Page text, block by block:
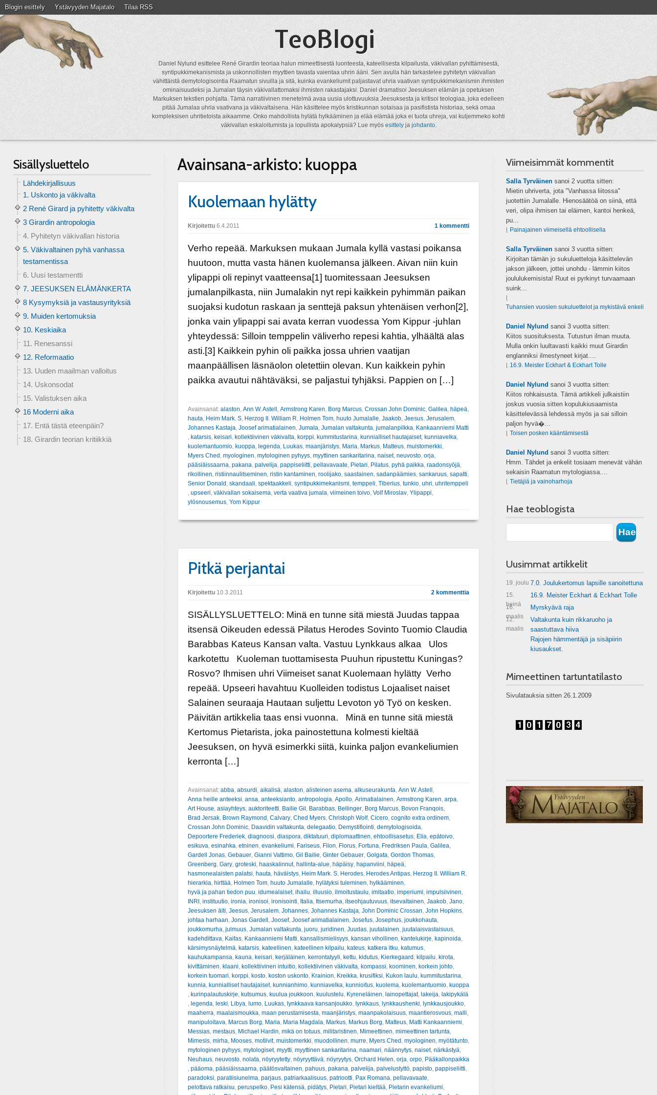
Blogin esittely Ystävyyden Majatalo Tilaa RSS
TeoBlogi
Daniel Nylund esittelee René Girardin teoriaa halun mimeettisestä luonteesta, kateellisesta kilpailusta, väkivallan pyhittämisestä,
syntipukkimekanismista ja uskonnollisten myyttien tavasta vaientaa uhrin ääni. Sen avulla hän tarkastelee pyhitetyn väkivallan
vähittäistä demytologisointia Raamatun sivuilla ja sitä, kuinka evankeliumit paljastavat uhria vaativan syntipukkimekanismin ihmisten
ominaisuudeksi ja Jumalan täysin väkivallattomaksi ihmisten rakastajaksi. Daniel dramatisoi Jeesuksen elämän ja opetuksen
Markuksen tekstien pohjalta. Tämä narratiivinen menetelmä avaa uusia ulottuvuuksia Jeesuksesta ja kritisoi teologiaa, joka edelleen
pitää Jumalaa uhria vaativana ja väkivaltaisena. Hän käsittelee myös kristikunnan sotaisaa ja pasifistista historiaa, sekä omaa
kompleksisen uhritietoista aikaamme. Onko mahdollista hylätä hylkääminen ja elää elämää joka ei tuota uhreja, vai kuljemmeko kohti
väkivallan eskaloitumista ja lopullista apokalypsiä? Lue myösesittelyjajohdanto.
Avainsana-arkisto: kuoppa
Kuolemaan hylätty
Kirjoitettu6.4.2011 1 kommentti
Verho repeää. Markuksen mukaan Jumala kyllä vastasi poikansa
huutoon, mutta vasta hänen kuolemansa jälkeen. Aivan niin kuin
ylipappi oli repinyt vaatteensa[1] tuomitessaan Jeesuksen
jumalanpilkasta, niin Jumalakin nyt repi kaikkein pyhimmän paikan
suojaksi kudotun raskaan ja senttejä paksun yhtenäisen verhon[2],
jonka vain ylipappi sai avata kerran vuodessa Yom Kippur -juhlan
yhteydessä: Silloin temppelin väliverho repesi kahtia, ylhäältä alas
asti.[3] Kaikkein pyhin oli paikka jossa uhrien vaatijan
maanpäällisen läsnäolon oletettiin olevan. Kun kaikkein pyhin
paikka avautui nähtäväksi, se paljastui tyhjäksi. Pappien on […]
Avainsanat: alaston Ann W. Astell Armstrong Karen Borg Marcus, Crossan John Dominic, Galilea häpeä
hauta Heim Mark. S, Herzog II. William R Holmen Tom, huuto Jumalalle Jaakob, Jeesus, Jerusalem,
Johannes Kastaja Joosef arimatialainen Jumala Jumalan valtakunta jumalanpilkka Kankaanniemi Matti
katarsis, keisari kollektiivinen väkivalta korppi kummitustarina kunnialliset hautajaiset, kunniavelka
kuolemantuomio, kuoppa legenda Luukas, maanjäristys, Maria Markus, Matteus, muistomerkki
Myers Ched myologinen mytologinen pyhyys, myyttinen sankaritarina naiset, neuvosto, orja
pääsiäissaarna pakana palvelija pappiseliitti pellavavaate Pietari Pilatus, pyhä paikka raadonsyöjä
rikollinen ristiinnaulitseminen ristin kantaminen roolijako, saastainen sadanpäämies, sankaruus, sapatti
Senior Donald skandaali spektaakkeli syntipukkimekanismi temppeli Tiberius, tunkio, uhri uhritemppeli
upseeri väkivallan sokaisema verta vaativa jumala viimeinen toivo, Volf Miroslav, Ylipappi
ylösnousemus, Yom Kippur
Pitkä perjantai
Kirjoitettu10.3.2011 2 kommenttia
SISÄLLYSLUETTELO: Minä en tunne sitä miestä Juudas tappaa
itsensä Oikeuden edessä Pilatus Herodes Sovinto Tuomio Claudia
Barabbas Kateus Kansan valta. Vastuu Lynkkaus alkaa Ulos
karkotettu Kuoleman tuottamisesta Puuhun ripustettu Kuningas?
Rosvo? Ihmisen uhri Viimeiset sanat Kuolemaan hylätty Verho
repeää. Upseeri havahtuu Kuolleiden todistus Lojaaliset naiset
Salainen seuraaja Hautaan suljettu Levoton yö Työ on kesken.
Päivitän artikkelia taas ensi vuonna. Minä en tunne sitä miestä
Kertomus Pietarista, joka painostettuna kolmesti kieltää
Jeesuksen, on hyvä esimerkki siitä, kuinka paljon evankeliumien
kerronta […]
Avainsanat: abba, absurdi, aikalisä, alaston, alisteinen asema, alkuseurakunta, Ann W. Astell ,
Anna heille anteeksi, ansa, anteeksianto, antropologia, Apollo, Arimatialainen, Armstrong Karen, arpa,
Art House, asiayhteys, auktoriteetti, Bailie Gil , Barabbas, Bellinger, Borg Marcus, Bovon Franqois,
Brad Jersak, Brown Raymond , Calvary, Ched Myers, Christoph Wolf, Cicero, cognito extra ordinem,
Crossan John Dominic, Daavidin valtakunta, delegaatio, Demystifiointi, demytologisoida,
Depoortere Frederiek, diagnoosi, diaspora, diktatuuri, diplomaattinen, ehtoollisasetus, Elia, epätoivo,
esikuva, esinahka, etninen, evankeliumi, Fariseus, Filon, Florus, Fortuna, Fredriksen Paula, Galilea,
Gardell Jonas, Gebauer, Gianni Vattimo, Gil Bailie, Ginter Gebauer, Golgata, Gordon Thomas,
Greenberg. Gary, groteski, haaskalinnut, hallinta-alue, häpäisy, hapanviini, häpeä,
hasmonealaisten palatsi, hauta, häväistys, Heim Mark. S, Herodes, Herodes Antipas, Herzog II. William R,
hierarkia, hirttää, Holmen Tom, huuto Jumalalle, hylätyksi tuleminen, hylkääminen,
hyvä ja pahan tiedon puu, idumealaiset, ihailu, illuusio, ilmoitustaulu, imitaatio, imperiumi, impulsiivinen,
INRI , instituutio, ironia, ironisoi, ironisointi, Italia, Itsemurha, itseohjautuvuus, itsevaltainen, Jaakob, Jano,
Jeesuksen äiti, Jeesus, Jerusalem, Johannes, Johannes Kastaja, John Dominic Crossan, John Hopkins,
johtaa harhaan, Jonas Gardell , Joosef, Joosef arimatialainen, Josefus, Josephus, joukkohauta,
joukkomurha, julmuus, Jumalan valtakunta, juoru, juridinen, Juudas, juutalainen, juutalaisvastaisuus,
kadehdittava, Kaifas, Kankaanniemi Matti, kansallismielisyys, kansan vihollinen, kantelukirje, kapinoida,
kärsimysnäytelmä, katarsis, kateellinen, kateellinen kilpailu, kateus, katkera itku, katumus,
kauhukampansa, kauna, keisari, kerjäläinen, kerrontatyyli, kettu, kidutus, Kierkegaard , kilpailu, kirota,
kivittäminen, klaani, kollektiivinen intuitio, kollektiivinen väkivalta, kompassi, koominen, korkein johto,
korkein tuomari, korppi, kosto, koston uskonto, Krainion, Kreikka, krusifiksi, Kukon laulu, kummitustarina,
kunnia, kunnialliset hautajaiset, kunnianhimo, kunniavelka, kunnioitus, kuolema, kuolemantuomio, kuoppa
, kurinpalautuskirje, kutsumus, kuulua joukkoon, kuulustelu, Kyreneläinen, lainopettajat, lakeija, lakipykälä
, legenda, leski, Libya, lumo, Luukas, lynkkaava kansanjoukko, lynkkaus, lynkkaushenki, lynkkausjoukko,
maaherra, maalaismoukka, maan perustamisesta, maanjäristys, maanpakolaisuus, maantierosvous, malli,
manipuloitava, Marcus Borg, Maria, Maria Magdala, Markus, Markus Borg, Matteus, Matti Kankaanniemi,
Messias, mestaus, Michael Hardin, mikä on totuus, militaristinen, Mimeettinen, mimeettinen tartunta,
Mimesis, mirha, Mooses, motiivit, muistomerkki, muodollinen, murre, Myers Ched , myologinen, myötätunto,
mytologinen pyhyys, mytologiset, myytti, myyttinen sankaritarina, naamari, näännytys, naiset, närkästyä,
Neuhaus, neuvosto, nolata, nöyryytetty, nöyryyttävä, nöyryytys, Orchard Helen, orja, orpo, Pääkallonpaikka
, pääoma, pääsiäissaarna, päätösvaltainen, pahuus, pakana, palvelija, palvelustyttö, papisto, pappiseliitti,
paradoksi, paratiisiunelma, parjaus, patriarkaalisuus, patriootti, Pax Romana, pellavavaate,
pelottava ratkaisu, peruspelko, Pesi kätensä, pidätys, Pietari, Pietari kieltää, Pietarin evankeliumi,
Sisällysluettelo
Lähdekirjallisuus
1. Uskonto ja väkivalta
2 René Girard ja pyhitetty väkivalta
3 Girardin antropologia
4. Pyhitetyn väkivallan historia
5. Väkivaltainen pyhä vanhassa
testamentissa
6. Uusi testamentti
7. JEESUKSEN ELÄMÄNKERTA
8 Kysymyksiä ja vastausyrityksiä
9. Muiden kertomuksia
10. Keskiaika
11. Renesanssi
12. Reformaatio
13. Uuden maailman valloitus
14. Uskonsodat
15. Valistuksen aika
16 Moderni aika
17. Entä tästä eteenpäin?
18. Girardin teorian kritiikkiä
Viimeisimmät kommentit
Salla Tyrväinensanoi 2 vuotta sitten:
Mietin uhriverta, jota "Vanhassa liitossa"
juotettiin Jumalalle. Hienosäätöä on siinä, että
veri, olipa ihmisen tai eläimen, kantoi henkeä,
pu...
Painajainen viimeisellä ehtoollisella
Salla Tyrväinensanoi 3 vuotta sitten:
Kirjoitan tämän jo sukuluetteloja käsittelevän
jakson jälkeen, jottei unohdu - lämmin kiitos
joululukemisista! Ruut ei pyrkinyt turvaamaan
suink...
Tuhansien vuosien sukuluettelot ja mykistävä enkeli
Daniel Nylund sanoi 3 vuotta sitten:
Kiitos suosituksesta. Tutustun ilman muuta.
Mulla onkin luultavasti kaikki muut Girardin
englanniksi ilmestyneet kirjat....
16.9. Meister Eckhart & Eckhart Tolle
Daniel Nylund sanoi 3 vuotta sitten:
Kiitos rohkaisusta. Tämä artikkeli julkaistiin
joskus vuosia sitten kopulukiusaamista
käsittelevässä lehdessä myös ja sai silloin
paljon hyvä�...
Toisen posken kääntämisestä
Daniel Nylund sanoi 3 vuotta sitten:
Hmm. Tähdet ja enkelit tosiaam menevät vähän
sekaisin Raamatun mytologiassa....
Tietäjiä ja vainoharhoja
Hae teoblogista
Uusimmat artikkelit
19. joulu 7.0. Joulukertomus lapsille sanoitettuna
15.
heinä
16.9. Meister Eckhart & Eckhart Tolle
16.
maalis
Myrskyävä raja
12.
maalis
Valtakunta kuin rikkaruoho ja
saastuttava hiiva
Rajojen hämmentäjä ja sisäpiirin
kiusaukset.
Mimeettinen tartuntatilasto
Sivulatauksia sitten 26.1.2009